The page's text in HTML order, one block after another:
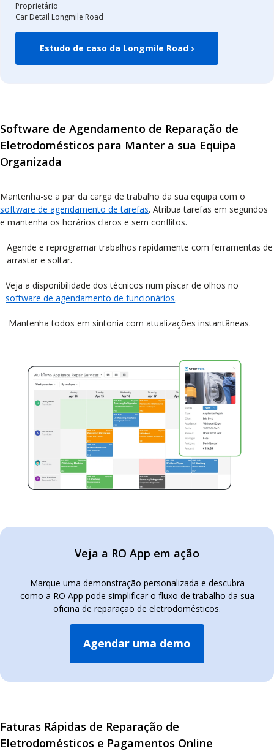
Proprietário
Car Detail Longmile Road
Estudo de caso da Longmile Road ›
Software de Agendamento de Reparação de
Eletrodomésticos para Manter a sua Equipa
Organizada
Mantenha-se a par da carga de trabalho da sua equipa com o
software de agendamento de tarefas. Atribua tarefas em segundos
e mantenha os horários claros e sem conflitos.
Agende e reprogramar trabalhos rapidamente com ferramentas de
arrastar e soltar.
Veja a disponibilidade dos técnicos num piscar de olhos no
software de agendamento de funcionários.
Mantenha todos em sintonia com atualizações instantâneas.
Veja a RO App em ação
Marque uma demonstração personalizada e descubra
como a RO App pode simplificar o fluxo de trabalho da sua
oficina de reparação de eletrodomésticos.
Agendar uma demo
Faturas Rápidas de Reparação de
Eletrodomésticos e Pagamentos Online